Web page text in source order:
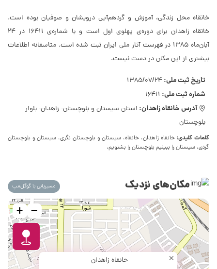
خانقاه محل زندگی، آموزش و گردهم‌آیی درویشان و صوفیان بوده است.
خانقاه زاهدان برای دوره‌ی پهلوی اول است و با شماره‌ی 16411 در 24
آبان‌ماه 1385 در فهرست آثار ملی ایران ثبت شده است. متاسفانه اطلاعات
بیشتری از این مکان در دست نیست.
تاریخ ثبت ملی:1385/07/24
شماره ثبت ملی: 16411
آدرس خانقاه زاهدان: استان سیستان و بلوچستان- زاهدان- بلوار
بلوچستان
کلمات کلیدی:خانقاه زاهدان، خانقاه، سیستان و بلوچستان نگری، سیستان و بلوچستان
گردی، سیستان را ببینیم بلوچستان را بشنویم،
مکان‌های نزدیک مسیریابی با گوگل‌مپ
خانقاه زاهدان ×
+ −